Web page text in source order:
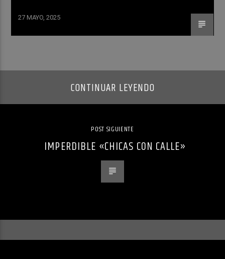
27 MAYO, 2025
CONTINUAR LEYENDO
POST SIGUIENTE
IMPERDIBLE «CHICAS CON CALLE»